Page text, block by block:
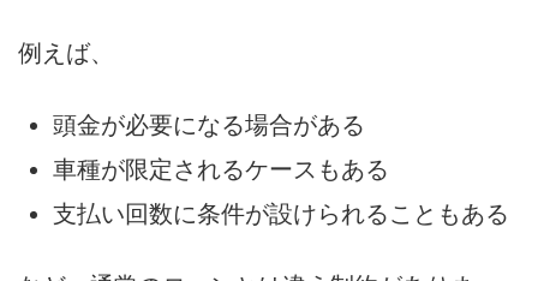
例えば、
頭金が必要になる場合がある
車種が限定されるケースもある
支払い回数に条件が設けられることもある